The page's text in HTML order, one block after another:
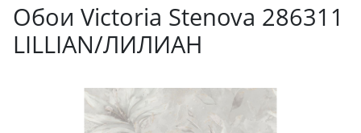
Обои Victoria Stenova 286311
LILLIAN/ЛИЛИАН